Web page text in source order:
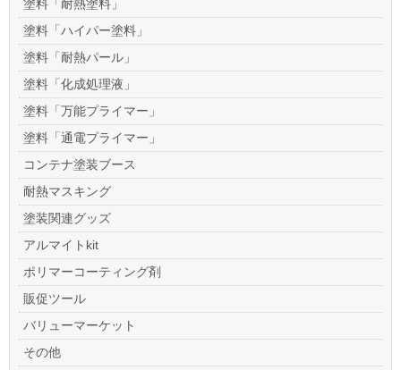
塗料「耐熱塗料」
塗料「ハイパー塗料」
塗料「耐熱パール」
塗料「化成処理液」
塗料「万能プライマー」
塗料「通電プライマー」
コンテナ塗装ブース
耐熱マスキング
塗装関連グッズ
アルマイトkit
ポリマーコーティング剤
販促ツール
バリューマーケット
その他